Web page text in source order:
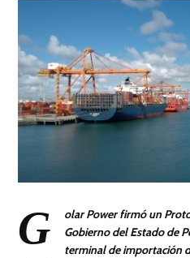
G
olar Power firmó un
Gobierno del Estado de
terminal de importación